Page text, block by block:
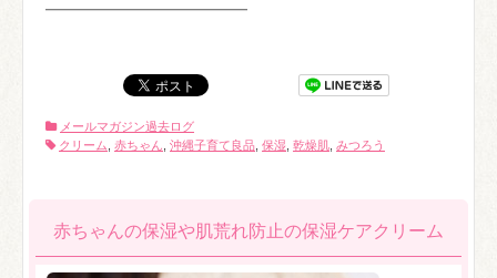
━━━━━━━━━━━━━
メールマガジン過去ログ
クリーム 赤ちゃん 沖縄子育て良品 保湿 乾燥肌 みつろう
赤ちゃんの保湿や肌荒れ防止の保湿ケアクリーム